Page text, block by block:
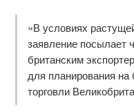
«В условиях
заявление посылает
британским
для планирования
торговли